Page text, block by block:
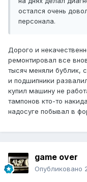
остался очень
персонала.
Дорого и
ремонтировал все
тысяч меняли бублик,
и подшипники
купил машину не
тампонов кто-то
надосуге побывал в
game over
Опубликовано